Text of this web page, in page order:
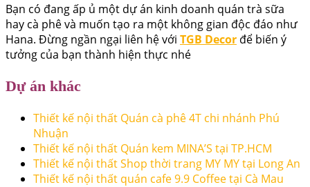
Bạn có đang ấp ủ một dự án kinh doanh quán trà sữa
hay cà phê và muốn tạo ra một không gian độc đáo như
Hana. Đừng ngần ngại liên hệ với TGB Decor để biến ý
tưởng của bạn thành hiện thực nhé
Dự án khác
Thiết kế nội thất Quán cà phê 4T chi nhánh Phú
Nhuận
Thiết kế nội thất Quán kem MINA’S tại TP.HCM
Thiết kế nội thất Shop thời trang MY MY tại Long An
Thiết kế nội thất quán cafe 9.9 Coffee tại Cà Mau